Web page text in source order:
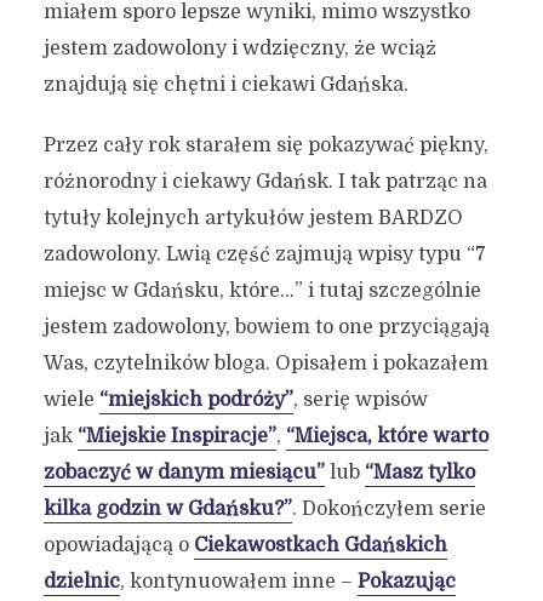
miałem sporo lepsze wyniki, mimo wszystko
jestem zadowolony i wdzięczny, że wciąż
znajdują się chętni i ciekawi Gdańska.
Przez cały rok starałem się pokazywać piękny,
różnorodny i ciekawy Gdańsk. I tak patrząc na
tytuły kolejnych artykułów jestem BARDZO
zadowolony. Lwią część zajmują wpisy typu “7
miejsc w Gdańsku, które…” i tutaj szczególnie
jestem zadowolony, bowiem to one przyciągają
Was, czytelników bloga. Opisałem i pokazałem
wiele “miejskich podróży”, serię wpisów
jak “Miejskie Inspiracje”, “Miejsca, które warto
zobaczyć w danym miesiącu”lub “Masz tylko
kilka godzin w Gdańsku?”. Dokończyłem serie
opowiadającą o Ciekawostkach Gdańskich
dzielnic, kontynuowałem inne – Pokazując